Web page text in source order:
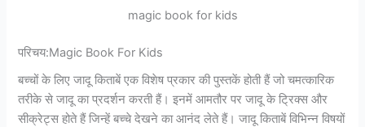
magic book for kids
परिचय:Magic Book For Kids
बच्चों के लिए जादू किताबें एक विशेष प्रकार की पुस्तकें होती हैं जो चमत्कारिक
तरीके से जादू का प्रदर्शन करती हैं। इनमें आमतौर पर जादू के ट्रिक्स और
सीक्रेट्स होते हैं जिन्हें बच्चे देखने का आनंद लेते हैं। जादू किताबें विभिन्न विषयों